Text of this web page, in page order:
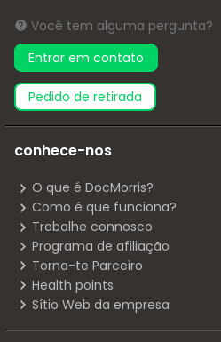
Você tem alguma pergunta?
Entrar em contato
pedido de retirada
conhece-nos
O que é DocMorris?
Como é que funciona?
Trabalhe connosco
Programa de afiliação
Torna-te Parceiro
Health points
Sítio Web da empresa